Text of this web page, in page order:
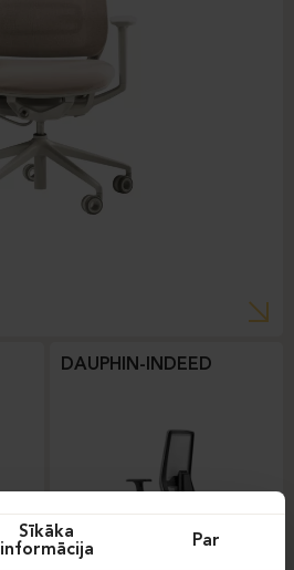
DAUPHIN-INDEED
Sīkāka
informācija
Par